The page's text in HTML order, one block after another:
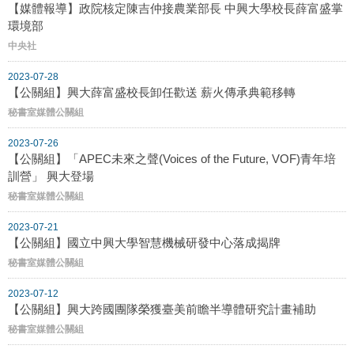
【媒體報導】政院核定陳吉仲接農業部長 中興大學校長薛富盛掌
環境部
中央社
2023-07-28
【公關組】興大薛富盛校長卸任歡送 薪火傳承典範移轉
秘書室媒體公關組
2023-07-26
【公關組】「APEC未來之聲(Voices of the Future, VOF)青年培
訓營」 興大登場
秘書室媒體公關組
2023-07-21
【公關組】國立中興大學智慧機械研發中心落成揭牌
秘書室媒體公關組
2023-07-12
【公關組】興大跨國團隊榮獲臺美前瞻半導體研究計畫補助
秘書室媒體公關組